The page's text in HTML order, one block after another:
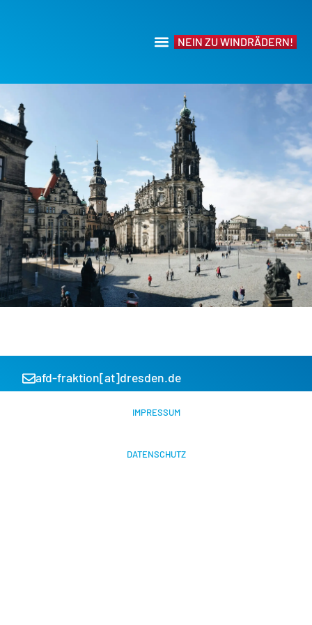
NEIN ZU WINDRÄDERN!
IMPRESSUM
DATENSCHUTZ
afd-fraktion[at]dresden.de